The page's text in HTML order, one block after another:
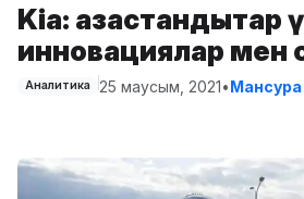
Kia: қазақстандықтар
инновациялар мен
Аналитика 25 маусым, 2021•Мансура